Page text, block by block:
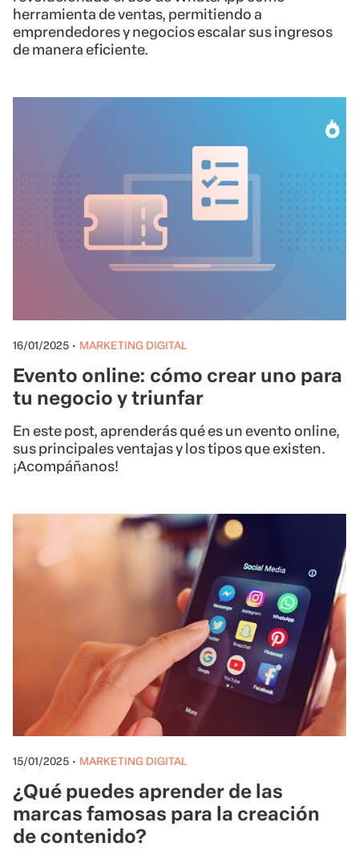
herramienta de ventas, permitiendo a
emprendedores y negocios escalar sus ingresos
de manera eficiente.
16/01/2025 • MARKETING DIGITAL
Evento online: cómo crear uno para
tu negocio y triunfar
En este post, aprenderás qué es un evento online,
sus principales ventajas y los tipos que existen.
¡Acompáñanos!
15/01/2025 • MARKETING DIGITAL
¿Qué puedes aprender de las
marcas famosas para la creación
de contenido?